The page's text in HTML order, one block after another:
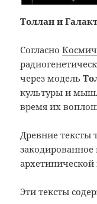
Толлан и
Согласно
через модель
культуры и
время их
Древние тексты
Эти тексты